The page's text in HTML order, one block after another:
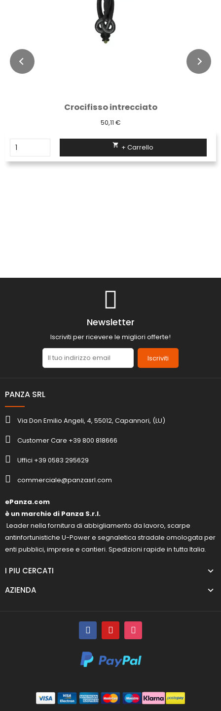
Crocifisso intrecciato
50,11 €
 + Carrello
Newsletter
Iscriviti per ricevere le migliori offerte!
Iscriviti
PANZA SRL
Via Don Emilio Angeli, 4, 55012, Capannori, (LU)
Customer Care +39 800 818666
Uffici +39 0583 295629
commerciale@panzasrl.com
ePanza.com
è un marchio di Panza S.r.l.
Leader nella fornitura di abbigliamento da lavoro, scarpe
antinfortunistiche U-Power e segnaletica stradale omologata per
enti pubblici, imprese e cantieri. Spedizioni rapide in tutta Italia.
I PIU CERCATI
AZIENDA